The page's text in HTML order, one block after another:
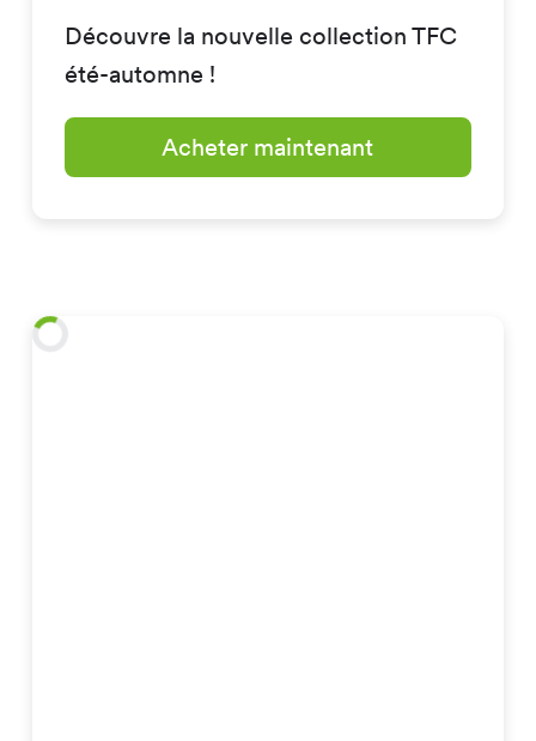
Découvre la nouvelle collection TFC
été-automne !
Acheter maintenant